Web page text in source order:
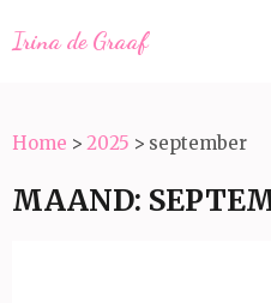
Irina de Graaf
Home > 2025 > september
MAAND: